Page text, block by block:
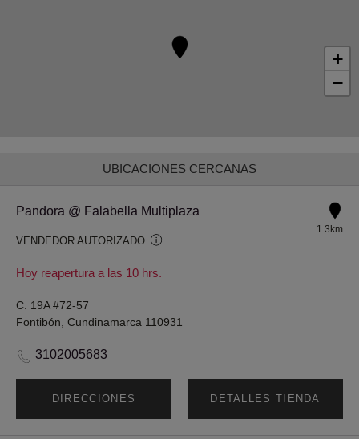
+
−
UBICACIONES CERCANAS
Pandora @ Falabella Multiplaza
VENDEDOR AUTORIZADO
Hoy reapertura a las 10 hrs.
1.3km
C. 19A #72-57
Fontibón, Cundinamarca 110931
3102005683
DIRECCIONES DETALLES TIENDA